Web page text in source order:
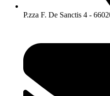
P.zza F. De Sanctis 4 -